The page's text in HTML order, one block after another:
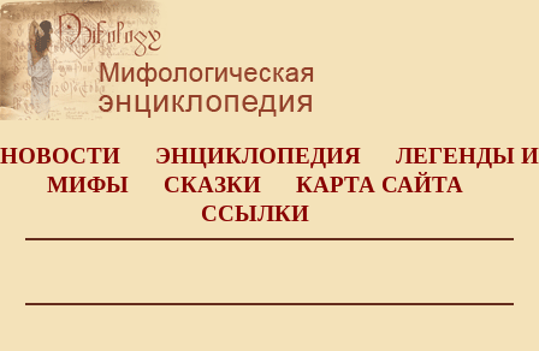
НОВОСТИ ЭНЦИКЛОПЕДИЯ
ЛЕГЕНДЫ И
МИФЫ
СКАЗКИ
КАРТА САЙТА
ССЫЛКИ